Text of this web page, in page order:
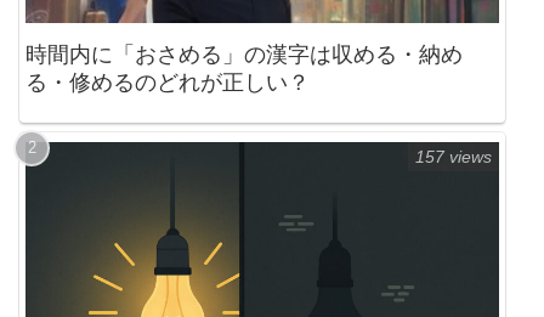
時間内に「おさめる」の漢字は収める・納め
る・修めるのどれが正しい？
157 views